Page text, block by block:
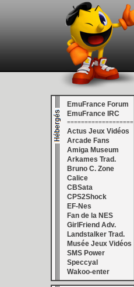
EmuFrance Forum
EmuFrance IRC
===================
Actus Jeux Vidéos
Arcade Fans
Amiga Museum
Arkames Trad.
Bruno C. Zone
Calice
CBSata
CPS2Shock
EF-Nes
Fan de la NES
GirlFriend Adv.
Landstalker Trad.
Musée Jeux Vidéos
SMS Power
Speccyal
Wakoo-enter